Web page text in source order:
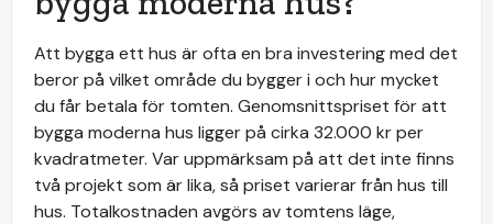
Att bygga ett hus är ofta en bra investering med det
beror på vilket område du bygger i och hur mycket
du får betala för tomten. Genomsnittspriset för att
bygga moderna hus ligger på cirka 32.000 kr per
kvadratmeter. Var uppmärksam på att det inte finns
två projekt som är lika, så priset varierar från hus till
hus. Totalkostnaden avgörs av tomtens läge,